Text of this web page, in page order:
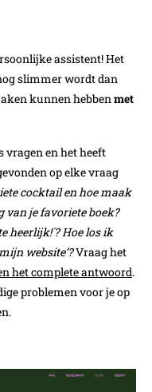
assistent! Het
slimmer wordt dan
kunnen hebbenmet
vragen en het heeft
op elke vraag
cocktail en hoe maak
van je favoriete boek?
heerlijk!´? Hoe los ik
website’?Vraag het
het complete antwoord.
problemen voor je op